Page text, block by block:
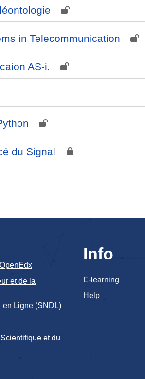
in Telecommunication
AS-i.
du Signal
et de la
en Ligne (SNDL)
et du
Info
E-learning
Help